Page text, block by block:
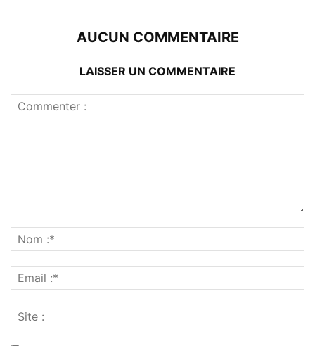
AUCUN COMMENTAIRE
LAISSER UN COMMENTAIRE